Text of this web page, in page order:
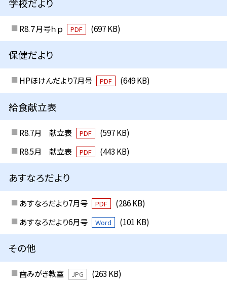
R8.７月号ｈｐ PDF (697 KB)
保健だより
HPほけんだより7月号 PDF (649 KB)
給食献立表
R8.7月 献立表 PDF
(597 KB)
R8.5月 献立表
PDF (443 KB)
あすなろだより
あすなろだより7月号 PDF
(286 KB)
あすなろだより6月号
Word (101 KB)
その他
歯みがき教室 JPG
(263 KB)